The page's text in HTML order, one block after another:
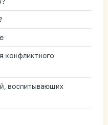
конфликтного
воспитывающих